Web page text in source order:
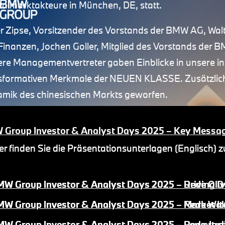
in München, DE, statt.
Zipse, Vorsitzender des Vorstands der BMW AG,
Jochen Goller, Mitglied des Vorstands der
Managementvertreter gaben Einblicke in unsere
Merkmale der NEUEN KLASSE.
des chinesischen Markts geworfen.
Group Investor & Analyst Days 2025 – Key
finden Sie die Präsentationsunterlagen (Englisch)
Group Investor & Analyst Days 2025 – Driving
Group Investor & Analyst Days 2025 – Market
finden Sie die Präsentationsunterlagen (Englisch)
Group Investor & Analyst Days 2025 – Rede
BMW Group Investor & Analyst